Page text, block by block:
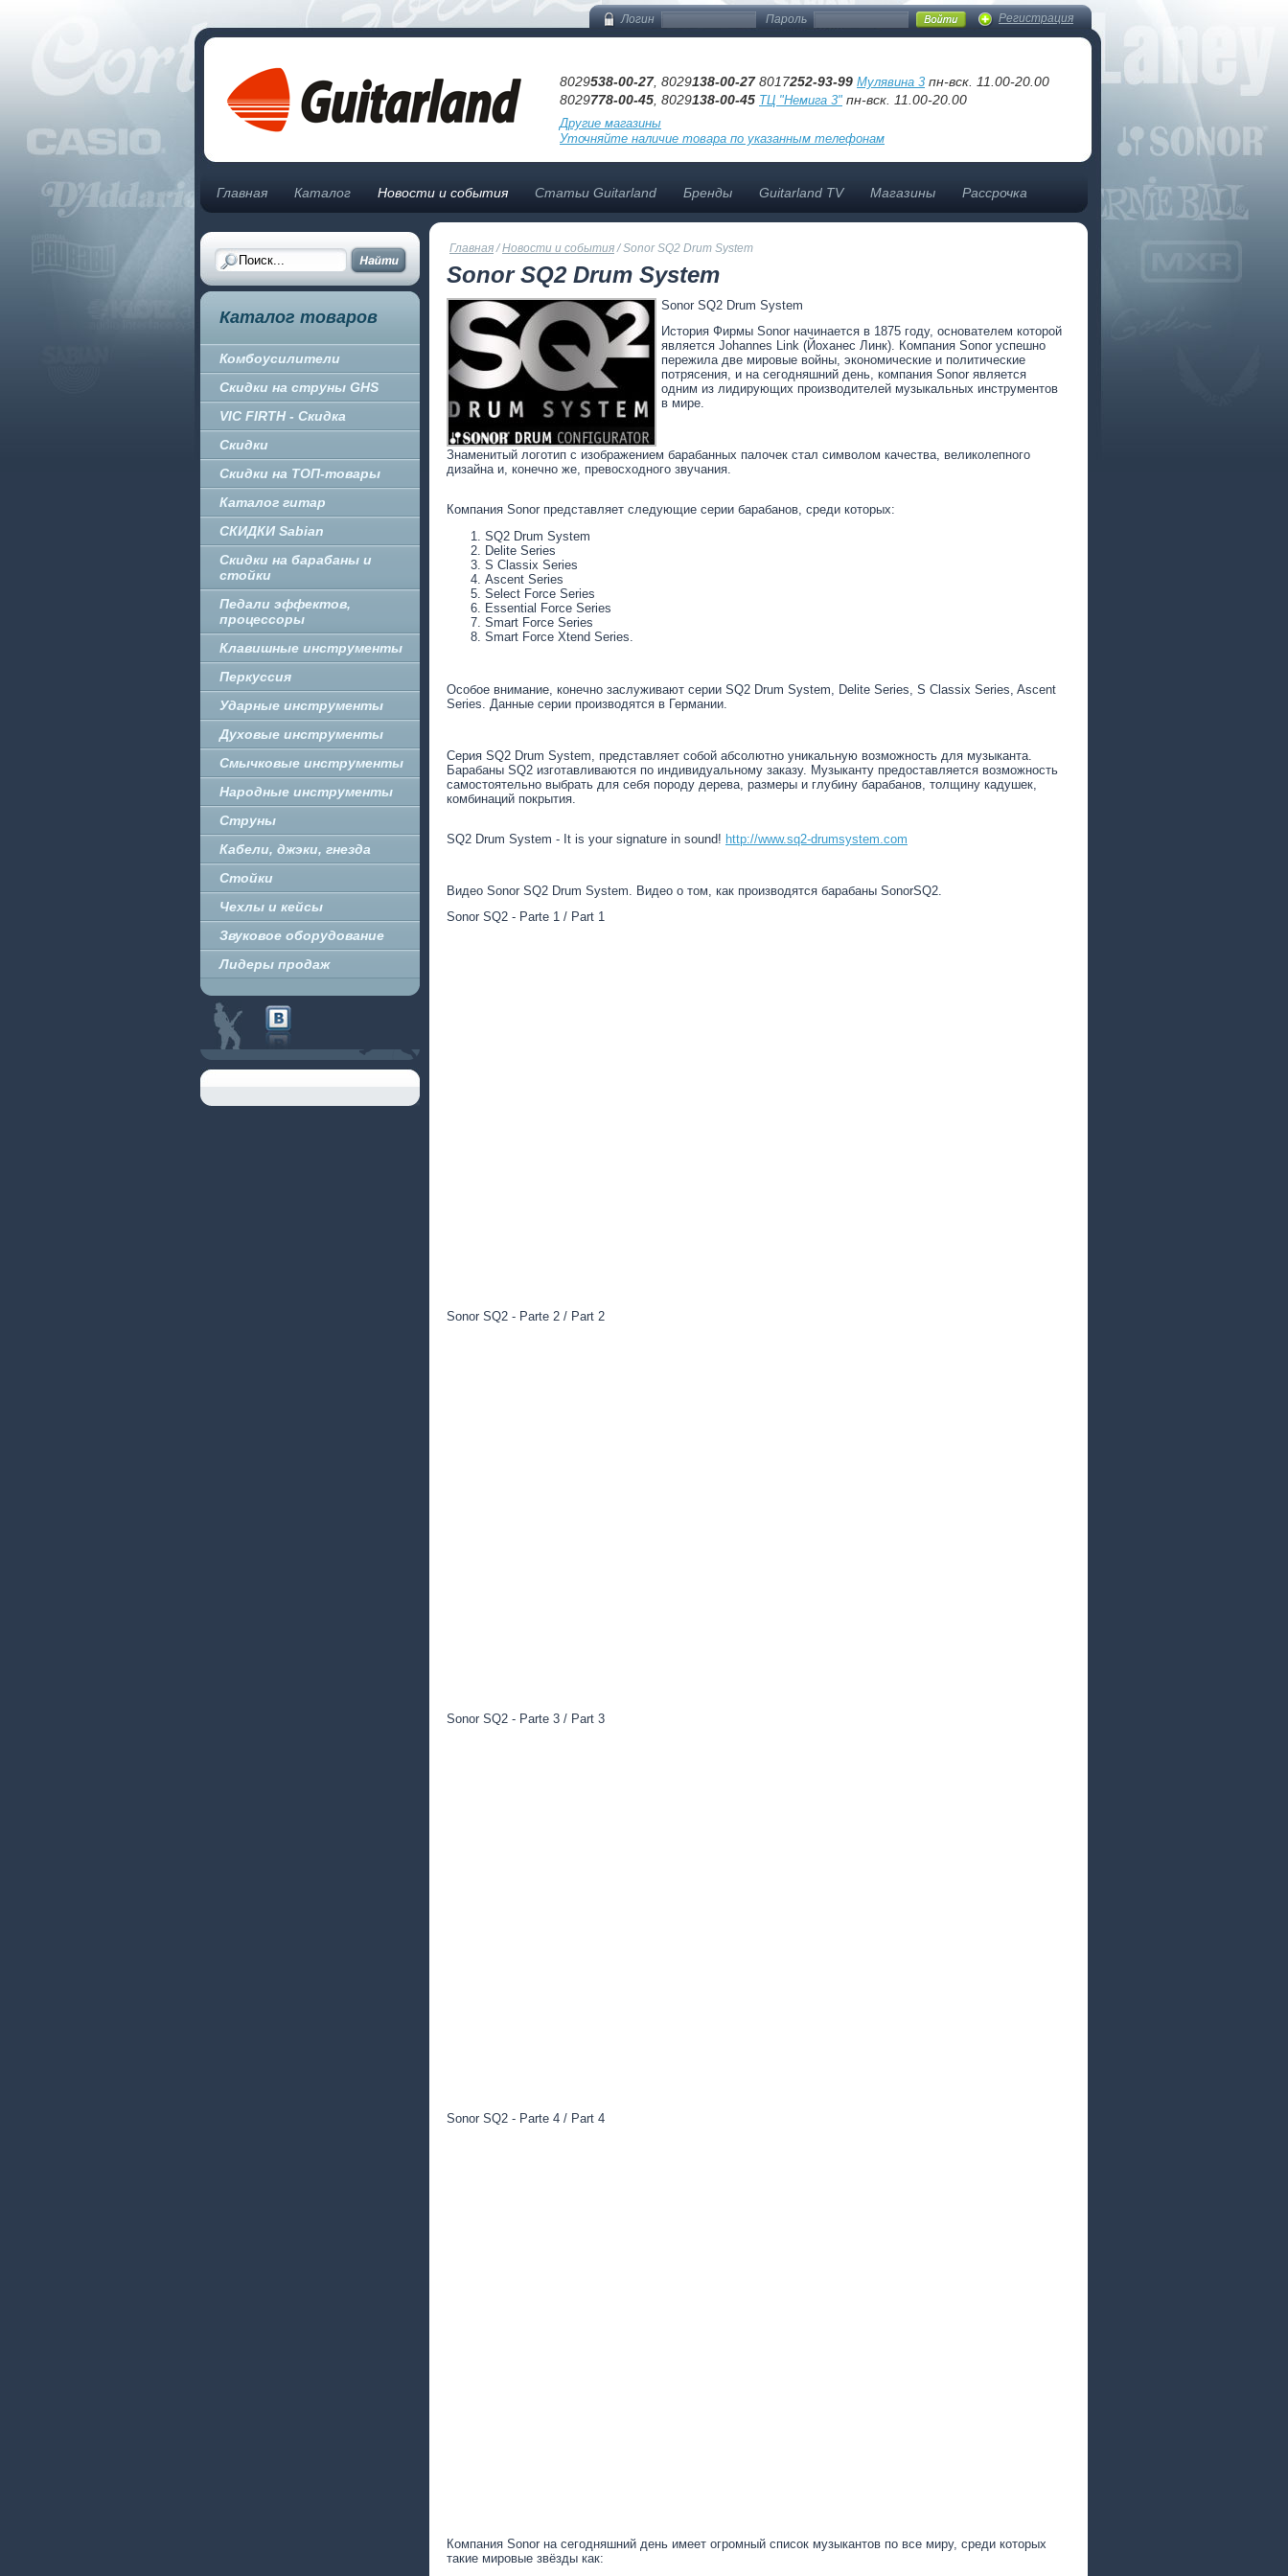
Логин Пароль Регистрация
8029538-00-27, 8029138-00-278017252-93-99 Мулявина 3 пн-вск. 11.00-20.00
8029778-00-45 , 8029138-00-45 ТЦ "Немига 3" пн-вск. 11.00-20.00
Другие магазины
Уточняйте наличие товара по указанным телефонам
Главная Каталог Новости и события Статьи Guitarland Бренды Guitarland TV Магазины Рассрочка
Каталог товаров
Комбоусилители
Скидки на струны GHS
VIC FIRTH - Скидка
Скидки
Скидки на ТОП-товары
Каталог гитар
СКИДКИ Sabian
Скидки на барабаны и
стойки
Педали эффектов,
процессоры
Клавишные инструменты
Перкуссия
Ударные инструменты
Духовые инструменты
Смычковые инструменты
Народные инструменты
Струны
Кабели, джэки, гнезда
Стойки
Чехлы и кейсы
Звуковое оборудование
Лидеры продаж
Главная/Новости и события/Sonor SQ2 Drum System
Sonor SQ2 Drum System
Sonor SQ2 Drum System
История Фирмы Sonor начинается в 1875 году, основателем которой
является Johannes Link (Йоханес Линк). Компания Sonor успешно
пережила две мировые войны, экономические и политические
потрясения, и на сегодняшний день, компания Sonor является
одним из лидирующих производителей музыкальных инструментов
в мире.
Знаменитый логотип с изображением барабанных палочек стал символом качества, великолепного
дизайна и, конечно же, превосходного звучания.
Компания Sonor представляет следующие серии барабанов, среди которых:
SQ2 Drum System
Delite Series
S Classix Series
Ascent Series
Select Force Series
Essential Force Series
Smart Force Series
Smart Force Xtend Series.
Особое внимание, конечно заслуживают серии SQ2 Drum System, Delite Series, S Classix Series, Ascent
Series. Данные серии производятся в Германии.
Серия SQ2 Drum System, представляет собой абсолютно уникальную возможность для музыканта.
Барабаны SQ2 изготавливаются по индивидуальному заказу. Музыканту предоставляется возможность
самостоятельно выбрать для себя породу дерева, размеры и глубину барабанов, толщину кадушек,
комбинаций покрытия.
SQ2 Drum System - It is your signature in sound! http://www.sq2-drumsystem.com
Видео Sonor SQ2 Drum System. Видео о том, как производятся барабаны SonorSQ2.
Sonor SQ2 - Parte 1 / Part 1
Sonor SQ2 - Parte 2 / Part 2
Sonor SQ2 - Parte 3 / Part 3
Sonor SQ2 - Parte 4 / Part 4
Компания Sonor на сегодняшний день имеет огромный список музыкантов по все миру, среди которых
такие мировые звёзды как: